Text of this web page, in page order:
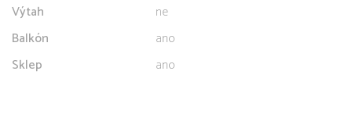
Výtah
ne
Balkón
ano
Sklep
ano